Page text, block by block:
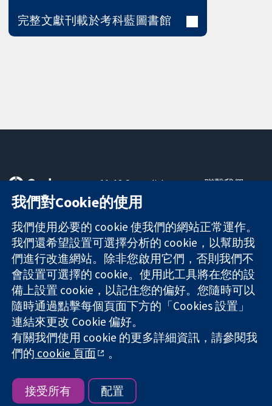
完整文獻刊載於考科藍圖書館
可信任實證
知情決定
更完善的健康照
護
11-13 Cavendish
Square
London
W1G 0AN
United Kingdom
聯繫我們
關於我們
工作機會
Cochrane
Library
The Cochrane Collaboration is a charity (no. 1045921) and a
company limited by guarantee (no. 03044323) registered in
England & Wales. VAT registration number GB 718 2127 49.
版權所有 © 2026 The Cochrane Collaboration
網站條款與條件|免責聲明|隱私權
我們對Cookie的使用
我們使用必要的 cookie 使我們的網站正常運作。
我們還希望設置可選擇分析的 cookie，以幫助我
們進行改進網站。除非您啟用它們，否則我們不
會設置可選擇的 cookie。使用此工具將在您的設
備上設置 cookie，以記住您的偏好。您隨時可以
隨時通過點擊每個頁面下方的「Cookies 設置」
連結來更改 Cookie 偏好。
有關我們使用 cookie 的更多詳細資訊，請參閱我
們的 cookie 頁面 。
接受所有 配置